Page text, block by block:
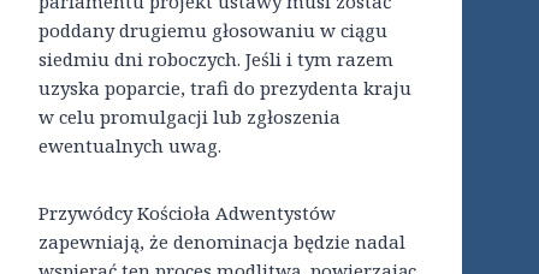
poddany drugiemu głosowaniu w ciągu
siedmiu dni roboczych. Jeśli i tym razem
uzyska poparcie, trafi do prezydenta kraju
w celu promulgacji lub zgłoszenia
ewentualnych uwag.
Przywódcy Kościoła Adwentystów
zapewniają, że denominacja będzie nadal